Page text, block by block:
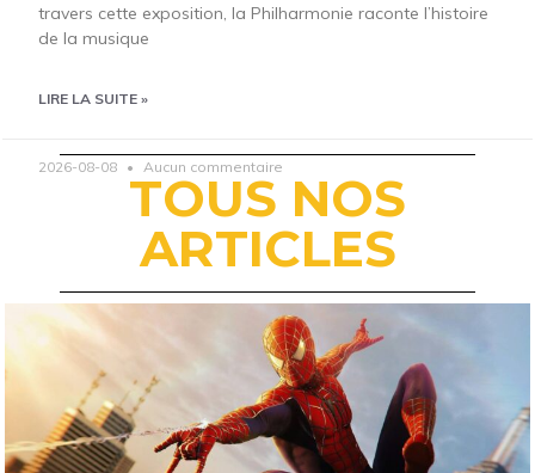
travers cette exposition, la Philharmonie raconte l’histoire
de la musique
LIRE LA SUITE »
2026-08-08 Aucun commentaire
TOUS NOS
ARTICLES